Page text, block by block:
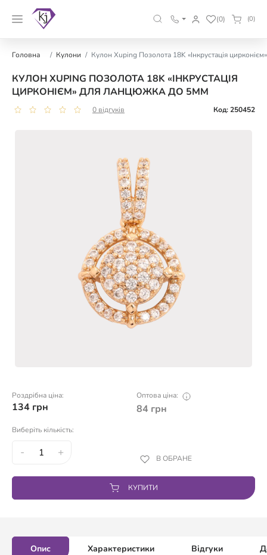
(0) (0)
Головна Кулони Кулон Xuping Позолота 18K «Інкрустація
КУЛОН XUPING ПОЗОЛОТА 18K «ІНКРУСТАЦІЯ
ЦИРКОНІЄМ» ДЛЯ ЛАНЦЮЖКА ДО 5ММ
0 відгуків Код: 250452
Роздрібна ціна:
134 грн
Оптова ціна:
84 грн
Виберіть кількість:
- + В ОБРАНЕ
КУПИТИ
Опис Характеристики Відгуки